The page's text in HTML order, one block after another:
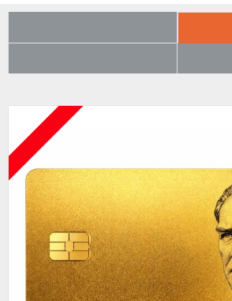
ÇOK YAKINDA